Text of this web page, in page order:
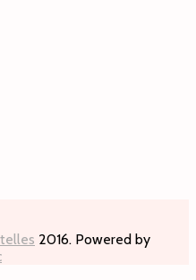
2016. Powered by